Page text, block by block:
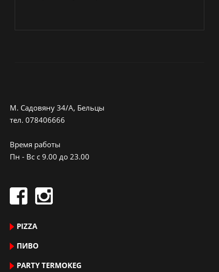
M. Садовяну 34/A, Бельцы
тeл. 078406666
Время работы
Пн - Вс с 9.00 до 23.00
PIZZA
ПИВО
PARTY TERMOKEG